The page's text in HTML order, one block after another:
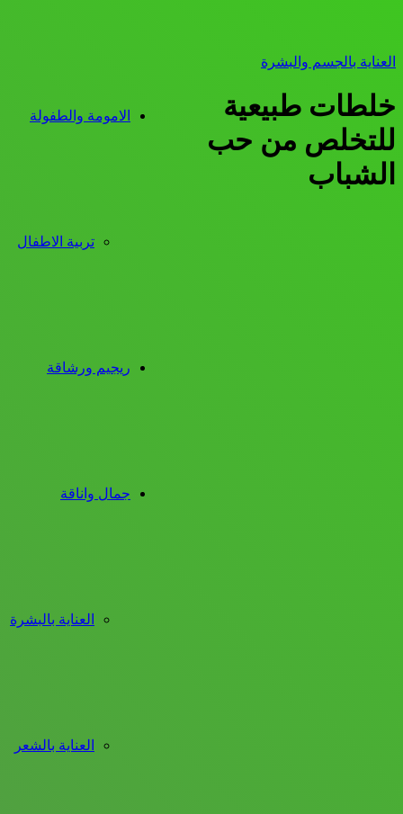
الامومة والطفولة
تربية الاطفال
ريجيم ورشاقة
جمال واناقة
العناية بالبشرة
العناية بالشعر
العناية بالجسم والبشرة
خلطات طبيعية
للتخلص من حب
الشباب